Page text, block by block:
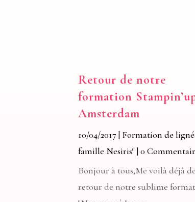
Retour de notre
formation
Amsterdam
10/04/2017 | Formation de
famille Nesiris"| 0
Bonjour à tous,Me voilà déjà de
retour de notre sublime